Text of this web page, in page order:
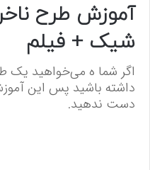
آموزش طرح
شیک + فیلم
اگر شما ه می‌خواهید یک
داشته باشید پس این
دست ندهید.